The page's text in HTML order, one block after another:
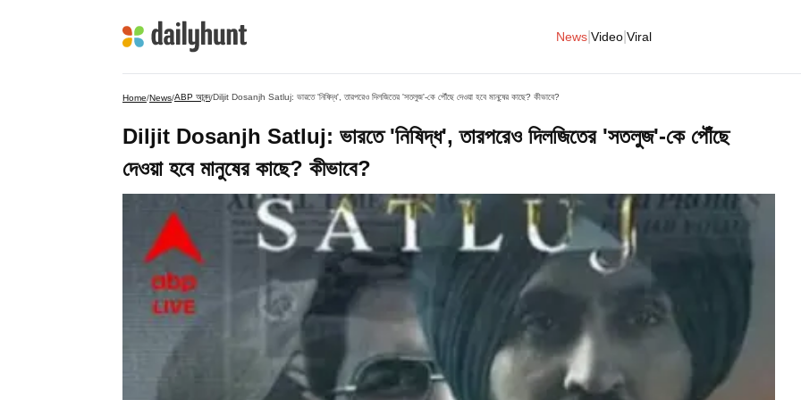
News Video Viral
Home/News/ABP আনন্দ/Diljit Dosanjh Satluj: ভারতে 'নিষিদ্ধ', তারপরেও দিলজিতের 'সতলুজ'-কে পৌঁছে দেওয়া হবে মানুষের কাছে? কীভাবে?
Diljit Dosanjh Satluj: ভারতে 'নিষিদ্ধ', তারপরেও দিলজিতের 'সতলুজ'-কে পৌঁছে
দেওয়া হবে মানুষের কাছে? কীভাবে?